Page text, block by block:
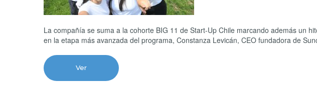
La compañía se suma a la cohorte BIG 11 de Start-Up Chile marcando además un
en la etapa más avanzada del programa, Constanza Levicán, CEO fundadora de
Ver